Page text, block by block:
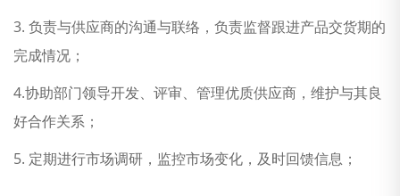
3. 负责与供应商的沟通与联络，负责监督跟进产品交货期的
完成情况；
4.协助部门领导开发、评审、管理优质供应商，维护与其良
好合作关系；
5. 定期进行市场调研，监控市场变化，及时回馈信息；